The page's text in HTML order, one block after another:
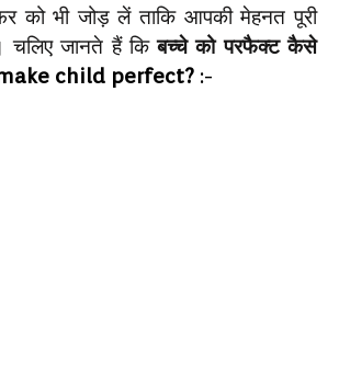
को भी जोड़ लें ताकि आपकी मेहनत पूरी
चलिए जानते हैं किबच्चे को परफैक्ट कैसे
child perfect? :-